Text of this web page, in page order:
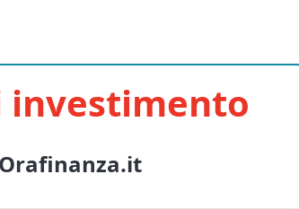
investimento